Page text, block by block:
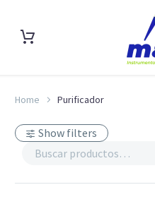
Home Purificador
Show filters